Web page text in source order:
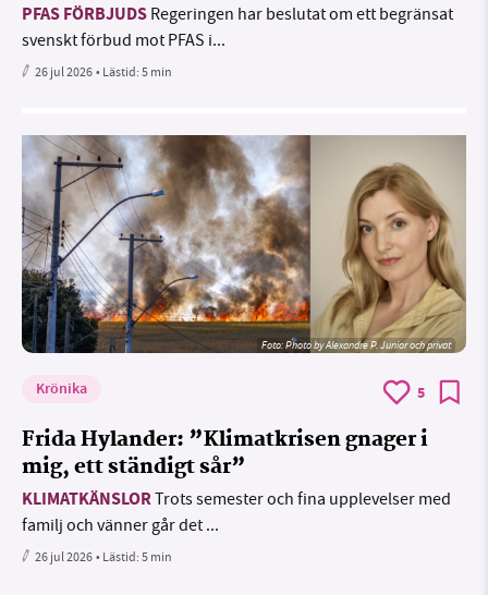
PFAS FÖRBJUDS Regeringen har beslutat om ett begränsat
svenskt förbud mot PFAS i...
26 jul 2026• Lästid:5 min
Foto:Photo by Alexandre P. Junior och privat
Krönika 5
Frida Hylander: ”Klimatkrisen gnager i
mig, ett ständigt sår”
KLIMATKÄNSLORTrots semester och fina upplevelser med
familj och vänner går det ...
26 jul 2026• Lästid:5 min